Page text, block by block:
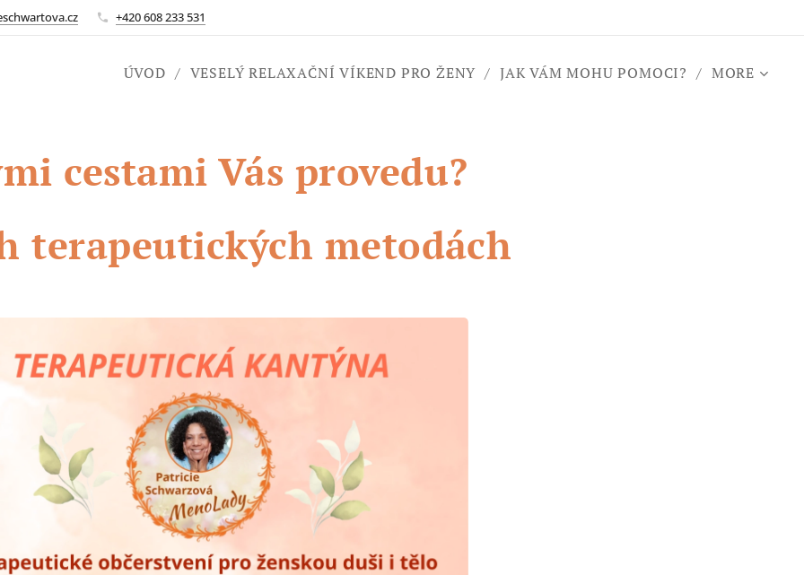
+420 608 233 531
ÚVOD VESELÝ RELAXAČNÍ VÍKEND PRO ŽENY JAK VÁM MOHU POMOCI? MORE
cestami Vás provedu?
terapeutických metodách